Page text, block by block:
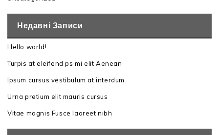
Недавні Записи
Hello world!
Turpis at eleifend ps mi elit Aenean
Ipsum cursus vestibulum at interdum
Urna pretium elit mauris cursus
Vitae magnis Fusce laoreet nibh